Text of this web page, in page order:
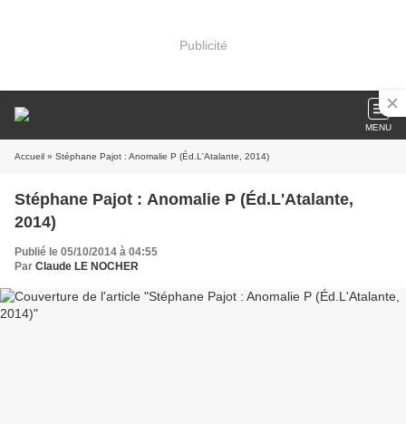
Publicité
MENU
Accueil » Stéphane Pajot : Anomalie P (Éd.L'Atalante, 2014)
Stéphane Pajot : Anomalie P (Éd.L'Atalante,
2014)
Publié le 05/10/2014 à 04:55
Par Claude LE NOCHER